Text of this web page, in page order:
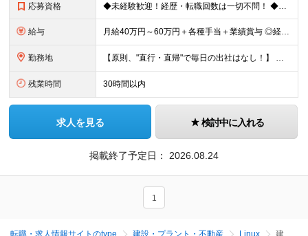
応募資格 ◆未経験歓迎！経歴・転職回数は一切不問！ ◆異業界出身の30代・40代も活躍中！ ◆U・Iターン希望の方も歓迎（引越費用規定あり） 【応募要件】 ■高卒以上 ■普通自動車運転免許（AT限定可） ■基
給与 月給40万円～60万円＋各種手当＋業績賞与 ◎経験や能力等を考慮し、優遇いたします！ ◎成果により業績賞与を年2回支給します！ 上記月給には、固定残業代として 「60,800円～95,000円（28
勤務地 【原則、"直行・直帰"で毎日の出社はなし！】 東京・埼玉・千葉・神奈川などを中心とした 周辺エリアの現場に「直行・直帰」となります！ ■関東第一第二支部 埼玉県八潮市大字二丁目1142-2 ◎最寄り
残業時間 30時間以内
求人を見る 検討中に入れる
掲載終了予定日： 2026.08.24
1
転職・求人情報サイトのtype 建設・プラント・不動産 Linux 建